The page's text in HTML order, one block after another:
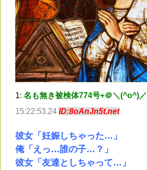
1: 名も無き被検体774号+＠＼(^o^)／
15:22:53.24 ID:8oAnJn5t.net
彼女「妊娠しちゃった…」
俺「えっ…誰の子…？」
彼女「友達としちゃって…」